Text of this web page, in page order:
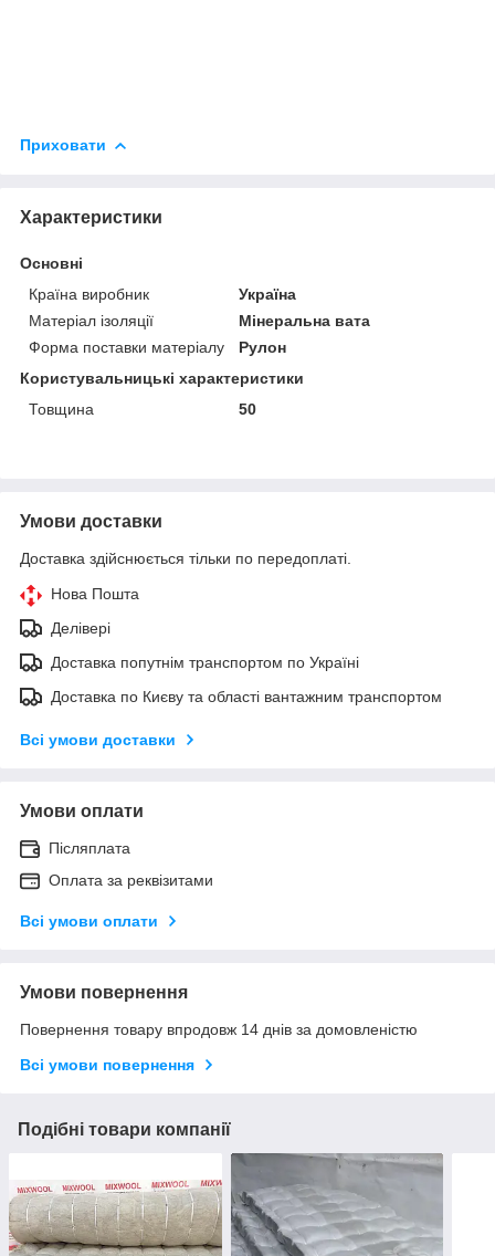
Приховати
Характеристики
Основні
Країна виробник
Україна
Матеріал ізоляції
Мінеральна вата
Форма поставки матеріалу
Рулон
Користувальницькі характеристики
Товщина
50
Умови доставки
Доставка здійснюється тільки по передоплаті.
Нова Пошта
Делівері
Доставка попутнім транспортом по Україні
Доставка по Києву та області вантажним транспортом
Всі умови доставки
Умови оплати
Післяплата
Оплата за реквізитами
Всі умови оплати
Умови повернення
Повернення товару впродовж 14 днів за домовленістю
Всі умови повернення
Подібні товари компанії